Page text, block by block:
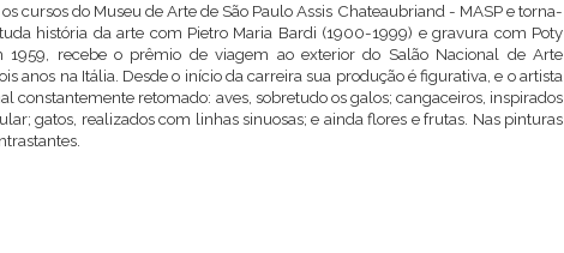
cursos do Museu de Arte de São Paulo Assis Chateaubriand - MASP e torna-
história da arte com Pietro Maria Bardi (1900-1999) e gravura com Poty
1959, recebe o prêmio de viagem ao exterior do Salão Nacional de Arte
anos na Itália. Desde o início da carreira sua produção é figurativa, e o artista
constantemente retomado: aves, sobretudo os galos; cangaceiros, inspirados
gatos, realizados com linhas sinuosas; e ainda flores e frutas. Nas pinturas